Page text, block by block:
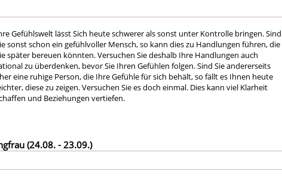
Gefühlswelt lässt Sich heute schwerer als sonst unter Kontrolle bringen. Sind
sonst schon ein gefühlvoller Mensch, so kann dies zu Handlungen führen, die
später bereuen könnten. Versuchen Sie deshalb Ihre Handlungen auch
zu überdenken, bevor Sie Ihren Gefühlen folgen. Sind Sie andererseits
eine ruhige Person, die Ihre Gefühle für sich behält, so fällt es Ihnen heute
diese zu zeigen. Versuchen Sie es doch einmal. Dies kann viel Klarheit
und Beziehungen vertiefen.
(24.08. - 23.09.)